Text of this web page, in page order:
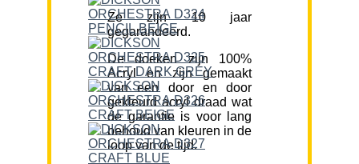
Ze zijn 10 jaar
gegarandeerd.
De doeken zijn 100%
Acryl en zijn gemaakt
van een door en door
gekleurd acryl draad wat
de garantie is voor lang
behoud van kleuren in de
loop van de tijd.